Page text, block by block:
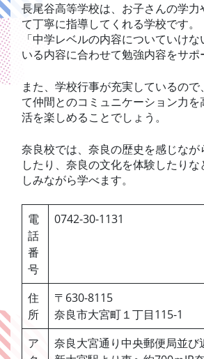
長尾谷高等学校は、お子さんの学
て丁寧に指導してくれる学校です。
「中学レベルの内容についていけ
いる内容に合わせて勉強内容をサポ
また、学校行事が充実しているの
て仲間とのコミュニケーション力
活を楽しめることでしょう。
奈良校では、奈良の歴史を感じなが
したり、奈良の文化を体験したり
しみながら学べます。
電
話
番
号
0742-30-1131
住
所
〒630-8115
奈良市大宮町１丁目115-1
ア
奈良大宮通り中央郵便局並び